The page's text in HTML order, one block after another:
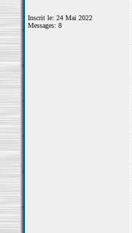
Inscrit le: 24 Mai 2022
Messages: 8